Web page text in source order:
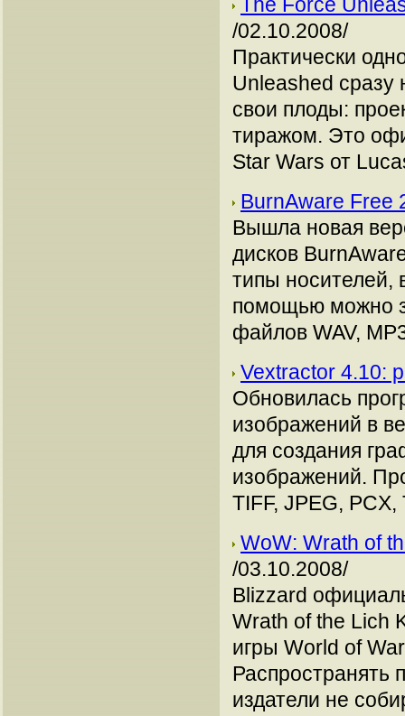
/02.10.2008/
Практически
Unleashed
свои плоды:
тиражом. Это
Star Wars от
BurnAware Free
Вышла новая
дисков
типы носителей,
помощью можно
файлов WAV,
Vextractor 4.10:
Обновилась
изображений в
для создания
изображений.
TIFF, JPEG, PCX,
WoW: Wrath of
/03.10.2008/
Blizzard
Wrath of the Lich
игры World of
Распространять
издатели не